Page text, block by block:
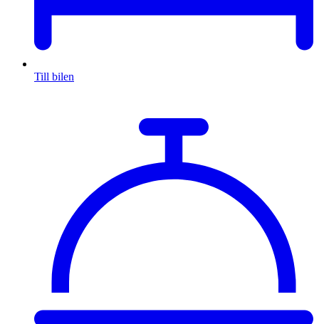
Till bilen